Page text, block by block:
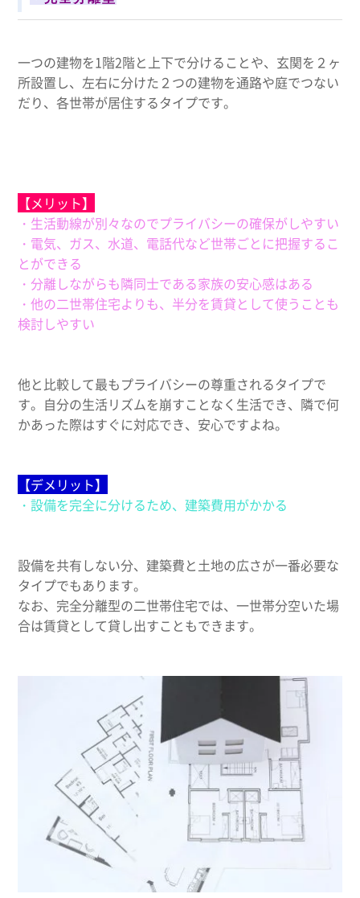
一つの建物を1階2階と上下で分けることや、玄関を２ヶ
所設置し、左右に分けた２つの建物を通路や庭でつない
だり、各世帯が居住するタイプです。
【メリット】
・生活動線が別々なのでプライバシーの確保がしやすい
・電気、ガス、水道、電話代など世帯ごとに把握するこ
とができる
・分離しながらも隣同士である家族の安心感はある
・他の二世帯住宅よりも、半分を賃貸として使うことも
検討しやすい
他と比較して最もプライバシーの尊重されるタイプで
す。自分の生活リズムを崩すことなく生活でき、隣で何
かあった際はすぐに対応でき、安心ですよね。
【デメリット】
・設備を完全に分けるため、建築費用がかかる
設備を共有しない分、建築費と土地の広さが一番必要な
タイプでもあります。
なお、完全分離型の二世帯住宅では、一世帯分空いた場
合は賃貸として貸し出すこともできます。